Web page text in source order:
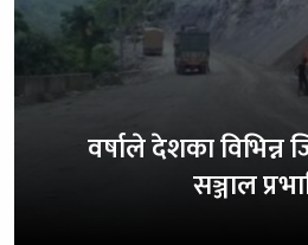
वर्षाले देशका
सञ्जाल